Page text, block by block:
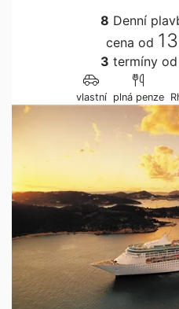
8 Denní
cena od
3 termíny od
vlastní plná penze